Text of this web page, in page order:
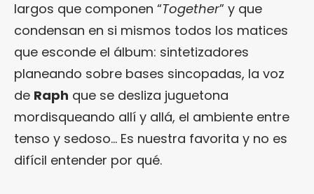
largos que componen “Together” y que
condensan en si mismos todos los matices
que esconde el álbum: sintetizadores
planeando sobre bases sincopadas, la voz
de Raph que se desliza juguetona
mordisqueando allí y allá, el ambiente entre
tenso y sedoso… Es nuestra favorita y no es
difícil entender por qué.